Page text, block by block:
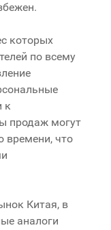
которых
по всему
к
продаж могут
времени, что
Китая, в
аналоги